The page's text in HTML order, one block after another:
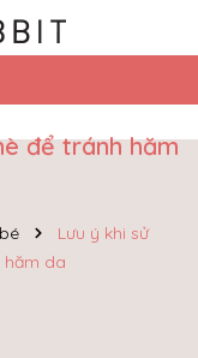
để tránh hăm
Lưu ý khi sử
hăm da